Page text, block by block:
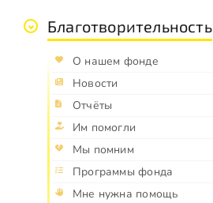
Благотворительность
О нашем фонде
Новости
Отчёты
Им помогли
Мы помним
Программы фонда
Мне нужна помощь